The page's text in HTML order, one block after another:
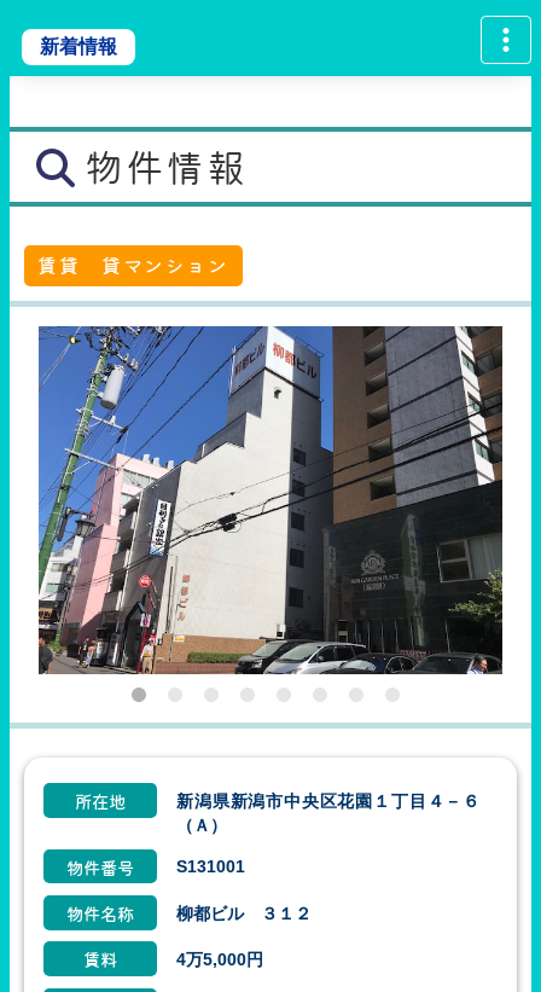
新着情報
物件情報
賃貸 貸マンション
所在地
新潟県新潟市中央区花園１丁目４－６
（Ａ）
物件番号 S131001
物件名称 柳都ビル ３１２
賃料 4万5,000円